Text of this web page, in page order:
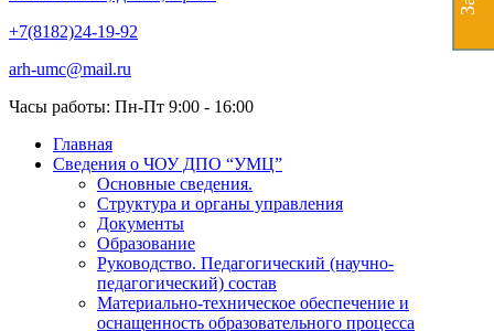
+7(8182)24-19-92
arh-umc@mail.ru
Часы работы: Пн-Пт 9:00 - 16:00
Главная
Сведения о ЧОУ ДПО “УМЦ”
Основные сведения.
Структура и органы управления
Документы
Образование
Руководство. Педагогический (научно-
педагогический) состав
Материально-техническое обеспечение и
оснащенность образовательного процесса